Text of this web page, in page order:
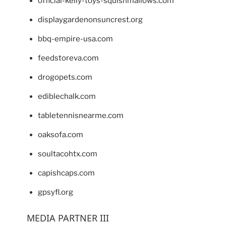
displaygardenonsuncrest.org
bbq-empire-usa.com
feedstoreva.com
drogopets.com
ediblechalk.com
tabletennisnearme.com
oaksofa.com
soultacohtx.com
capishcaps.com
gpsyfl.org
MEDIA PARTNER III